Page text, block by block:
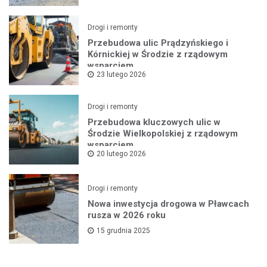
Drogi i remonty
Przebudowa ulic Prądzyńskiego i
Kórnickiej w Środzie z rządowym
wsparciem
23 lutego 2026
Drogi i remonty
Przebudowa kluczowych ulic w
Środzie Wielkopolskiej z rządowym
wsparciem
20 lutego 2026
Drogi i remonty
Nowa inwestycja drogowa w Pławcach
rusza w 2026 roku
15 grudnia 2025